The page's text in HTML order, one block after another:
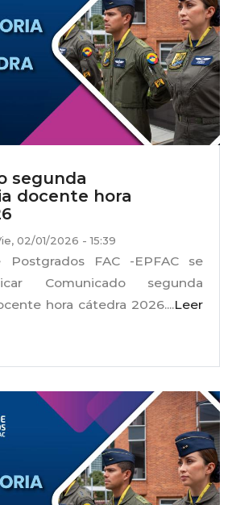
segunda
docente hora
02/01/2026 - 15:39
Postgrados FAC -EPFAC se
Comunicado segunda
hora cátedra 2026....Leer